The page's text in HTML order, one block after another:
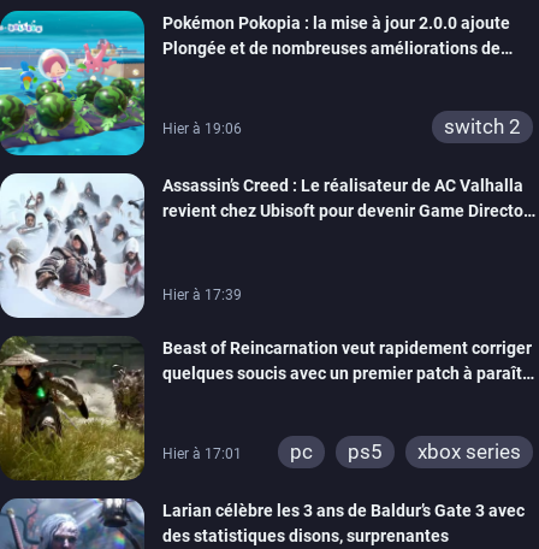
Pokémon Pokopia : la mise à jour 2.0.0 ajoute
Plongée et de nombreuses améliorations de
Hier à 19:06 switch 2
Assassin’s Creed : Le réalisateur de AC Valhalla
revient chez Ubisoft pour devenir Game Director
Hier à 17:39
Beast of Reincarnation veut rapidement corriger
quelques soucis avec un premier patch à paraître
Hier à 17:01 pc ps5 xbox series
Larian célèbre les 3 ans de Baldur’s Gate 3 avec
des statistiques disons, surprenantes